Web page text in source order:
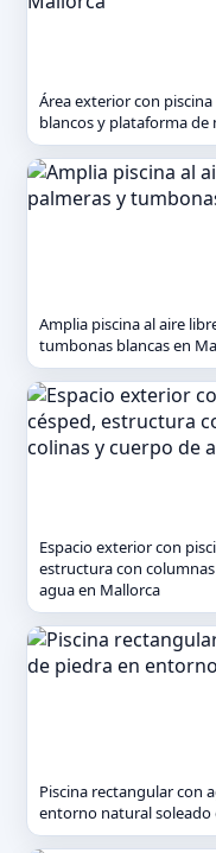
Área exterior con
blancos y plataforma de
Amplia piscina al aire
tumbonas blancas en
Espacio exterior con
estructura con
agua en Mallorca
Piscina rectangular con
entorno natural soleado